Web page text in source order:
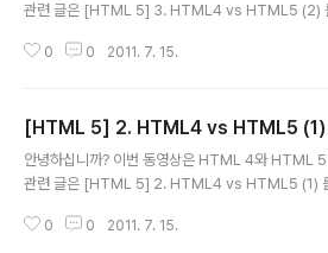
관련 글은 [HTML 5] 3. HTML4 vs HTML5 (2)
HTML 5 개요 - 동영상 [HTML 5] 2. HTML4 vs
5] 6. Strong Web Form - 동영상 [HTML 5] 7.
0 0 2011. 7. 15.
[HTML 5] 2. HTML4 vs HTML5 (1)
안녕하십니까? 이번 동영상은 HTML 4와 HTML 5
관련 글은 [HTML 5] 2. HTML4 vs HTML5 (1) 를
TML 5 개요 - 동영상 [HTML 5] 2. HTML4 vs
0 0 2011. 7. 15.